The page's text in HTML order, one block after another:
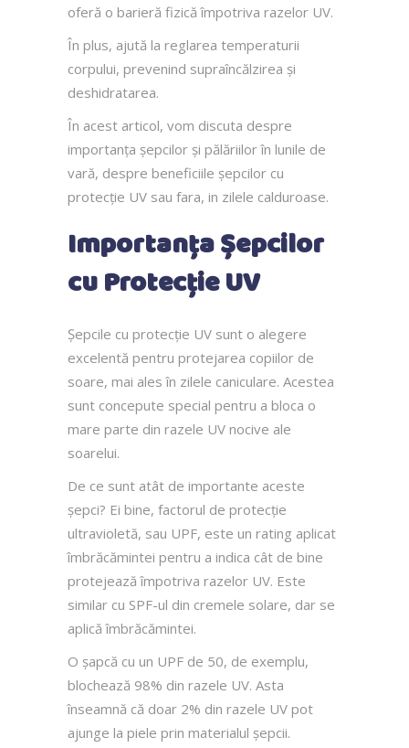
oferă o barieră fizică împotriva razelor UV.
În plus, ajută la reglarea temperaturii
corpului, prevenind supraîncălzirea și
deshidratarea.
În acest articol, vom discuta despre
importanța șepcilor și pălăriilor în lunile de
vară, despre beneficiile șepcilor cu
protecție UV sau fara, in zilele calduroase.
Importanța Șepcilor
cu Protecție UV
Șepcile cu protecție UV sunt o alegere
excelentă pentru protejarea copiilor de
soare, mai ales în zilele caniculare. Acestea
sunt concepute special pentru a bloca o
mare parte din razele UV nocive ale
soarelui.
De ce sunt atât de importante aceste
șepci? Ei bine, factorul de protecție
ultravioletă, sau UPF, este un rating aplicat
îmbrăcămintei pentru a indica cât de bine
protejează împotriva razelor UV. Este
similar cu SPF-ul din cremele solare, dar se
aplică îmbrăcămintei.
O șapcă cu un UPF de 50, de exemplu,
blochează 98% din razele UV. Asta
înseamnă că doar 2% din razele UV pot
ajunge la piele prin materialul șepcii.